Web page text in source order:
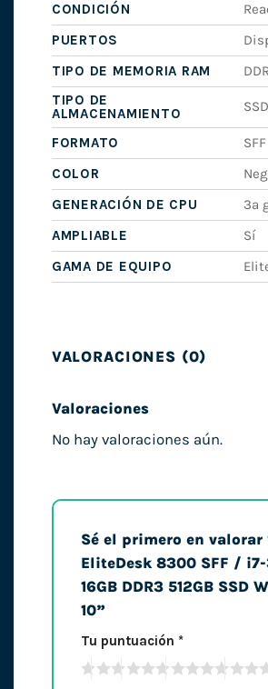
CONDICIÓN
PUERTOS
TIPO DE MEMORIA RAM
TIPO DE
ALMACENAMIENTO
SSD
FORMATO
SFF
COLOR
GENERACIÓN DE CPU
3ª
AMPLIABLE
Sí
GAMA DE EQUIPO
VALORACIONES (0)
Valoraciones
No hay valoraciones aún.
Sé el primero en valorar
EliteDesk 8300 SFF /
16GB DDR3 512GB SSD
10”
Tu puntuación *